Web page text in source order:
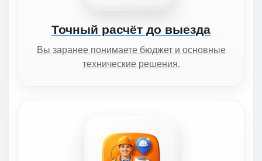
Точный расчёт до выезда
Вы заранее понимаете бюджет и основные
технические решения.